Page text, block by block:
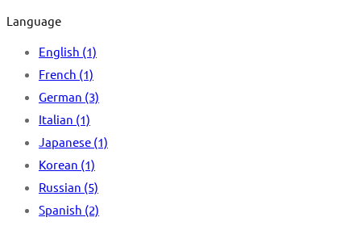
Language
English (1)
French (1)
German (3)
Italian (1)
Japanese (1)
Korean (1)
Russian (5)
Spanish (2)